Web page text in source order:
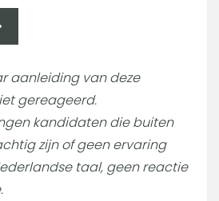
aanleiding van deze
gereageerd.
kandidaten die buiten
zijn of geen ervaring
taal, geen reactie